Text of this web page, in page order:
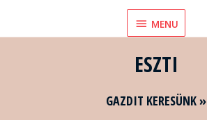
MENU
MENU
ESZTI
GAZDIT KERESÜNK »